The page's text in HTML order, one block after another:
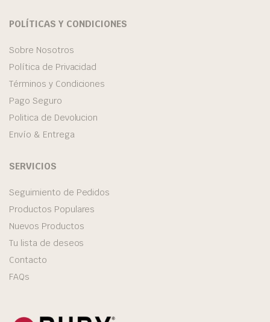
POLÍTICAS Y CONDICIONES
Sobre Nosotros
Política de Privacidad
Términos y Condiciones
Pago Seguro
Politica de Devolucion
Envío & Entrega
SERVICIOS
Seguimiento de Pedidos
Productos Populares
Nuevos Productos
Tu lista de deseos
Contacto
FAQs